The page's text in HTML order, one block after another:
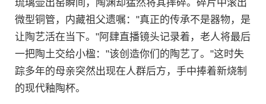
琉璃壶出窑瞬间，陶渊却猛然将其摔碎。碎片中滚出
微型铜管，内藏祖父遗嘱："真正的传承不是器物，是
让陶艺活在当下。"阿肆直播镜头记录着，老人将最后
一把陶土交给小楹："该创造你们的陶艺了。"这时失
踪多年的母亲突然出现在人群后方，手中捧着新烧制
的现代釉陶杯。